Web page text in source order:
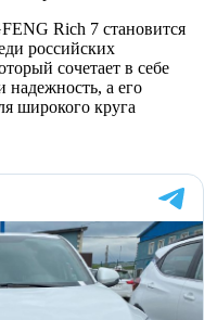
Rich 7 становится
российских
сочетает в себе
надежность, а его
широкого круга